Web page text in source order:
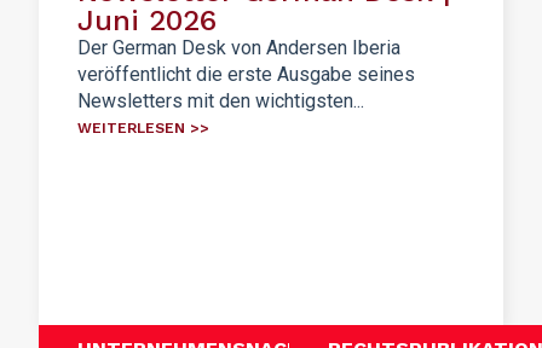
Juni 2026
Der German Desk von Andersen Iberia
veröffentlicht die erste Ausgabe seines
Newsletters mit den wichtigsten...
WEITERLESEN >>